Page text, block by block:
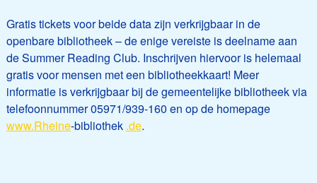
Gratis tickets voor beide data zijn verkrijgbaar in de
openbare bibliotheek – de enige vereiste is deelname aan
de Summer Reading Club. Inschrijven hiervoor is helemaal
gratis voor mensen met een bibliotheekkaart! Meer
informatie is verkrijgbaar bij de gemeentelijke bibliotheek via
telefoonnummer 05971/939-160 en op de homepage
www.Rheine-bibliothek .de.